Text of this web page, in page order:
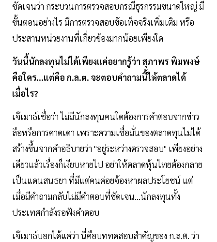
ชัดเจนว่า กระบวนการตรวจสอบกรณีธุรกรรมขนาดใหญ่ มี
ขั้นตอนอย่างไร มีการตรวจสอบข้อเท็จจริงเพิ่มเติม หรือ
ประสานหน่วยงานที่เกี่ยวข้องมากน้อยเพียงใด
วันนี้นักลงทุนไม่ได้เพียงแค่อยากรู้ว่า สุภาพร พิมพงษ์
คือใคร...แต่คือ ก.ล.ต. จะตอบคำถามนี้ให้ตลาดได้
เมื่อไร?
เจ๊เมาธ์เชื่อว่า ไม่มีนักลงทุนคนใดต้องการคำตอบจากข่าว
ลือหรือการคาดเดา เพราะความเชื่อมั่นของตลาดทุนไม่ได้
สร้างขึ้นจากคำอธิบายว่า "อยู่ระหว่างตรวจสอบ" เพียงอย่าง
เดียวแล้วเรื่องก็เงียบหายไป อย่าให้ตลาดหุ้นไทยต้องกลาย
เป็นแดนสนธยา ที่มีแต่คนค่อยจ้องหาผลประโยชน์ แต่
เมื่อมีคำถามกลับไม่มีคำตอบที่ชัดเจน...นักลงทุนทั้ง
ประเทศกำลังรอฟังคำตอบ
เจ๊เมาธ์บอกได้แค่ว่า นี่คือบททดสอบสำคัญของ ก.ล.ต. ว่า